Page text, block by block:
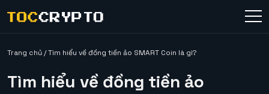
Trang chủ/Tìm hiểu về đồng tiền ảo SMART Coin là gì?
Tìm hiểu về đồng tiền ảo